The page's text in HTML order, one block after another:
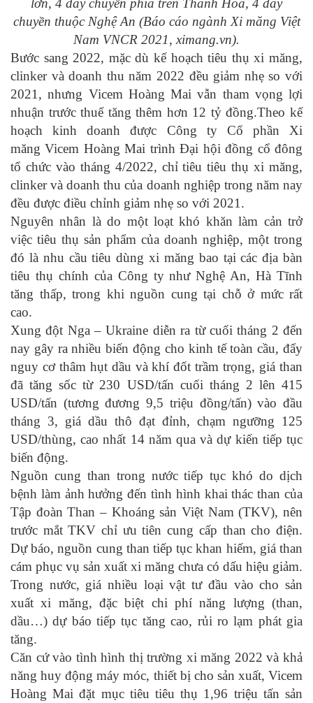
lớn, 4 dây chuyền phía trên Thanh Hóa, 4 dây
chuyền thuộc Nghệ An (Báo cáo ngành Xi măng Việt
Nam VNCR 2021, ximang.vn).
Bước sang 2022, mặc dù kế hoạch tiêu thụ xi măng,
clinker và doanh thu năm 2022 đều giảm nhẹ so với
2021, nhưng Vicem Hoàng Mai vẫn tham vọng lợi
nhuận trước thuế tăng thêm hơn 12 tỷ đồng.Theo kế
hoạch kinh doanh được Công ty Cổ phần Xi
măng Vicem Hoàng Mai trình Đại hội đồng cổ đông
tổ chức vào tháng 4/2022, chỉ tiêu tiêu thụ xi măng,
clinker và doanh thu của doanh nghiệp trong năm nay
đều được điều chỉnh giảm nhẹ so với 2021.
Nguyên nhân là do một loạt khó khăn làm cản trở
việc tiêu thụ sản phẩm của doanh nghiệp, một trong
đó là nhu cầu tiêu dùng xi măng bao tại các địa bàn
tiêu thụ chính của Công ty như Nghệ An, Hà Tĩnh
tăng thấp, trong khi nguồn cung tại chỗ ở mức rất
cao.
Xung đột Nga – Ukraine diễn ra từ cuối tháng 2 đến
nay gây ra nhiều biến động cho kinh tế toàn cầu, đẩy
nguy cơ thâm hụt dầu và khí đốt trầm trọng, giá than
đã tăng sốc từ 230 USD/tấn cuối tháng 2 lên 415
USD/tấn (tương đương 9,5 triệu đồng/tấn) vào đầu
tháng 3, giá dầu thô đạt đỉnh, chạm ngưỡng 125
USD/thùng, cao nhất 14 năm qua và dự kiến tiếp tục
biến động.
Nguồn cung than trong nước tiếp tục khó do dịch
bệnh làm ảnh hưởng đến tình hình khai thác than của
Tập đoàn Than – Khoáng sản Việt Nam (TKV), nên
trước mắt TKV chỉ ưu tiên cung cấp than cho điện.
Dự báo, nguồn cung than tiếp tục khan hiếm, giá than
cám phục vụ sản xuất xi măng chưa có dấu hiệu giảm.
Trong nước, giá nhiều loại vật tư đầu vào cho sản
xuất xi măng, đặc biệt chi phí năng lượng (than,
dầu…) dự báo tiếp tục tăng cao, rủi ro lạm phát gia
tăng.
Căn cứ vào tình hình thị trường xi măng 2022 và khả
năng huy động máy móc, thiết bị cho sản xuất, Vicem
Hoàng Mai đặt mục tiêu tiêu thụ 1,96 triệu tấn sản